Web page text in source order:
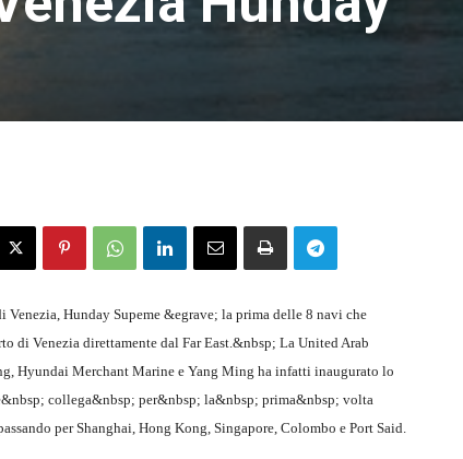
Venezia, Hunday Supeme &egrave; la prima delle 8 navi che
di Venezia direttamente dal Far East.&nbsp; La United Arab
Hyundai Merchant Marine e Yang Ming ha infatti inaugurato lo
collega&nbsp; per&nbsp; la&nbsp; prima&nbsp; volta
per Shanghai, Hong Kong, Singapore, Colombo e Port Said.